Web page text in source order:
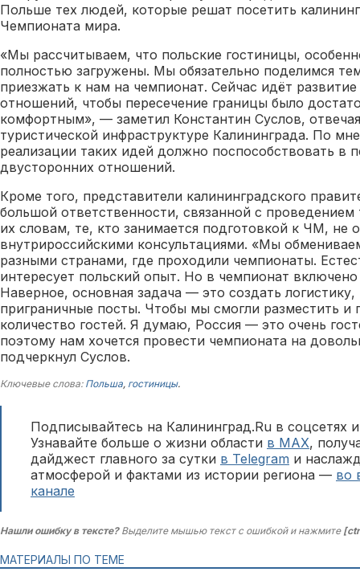
Польше тех людей, которые решат посетить
Чемпионата мира.
«Мы рассчитываем, что польские гостиницы,
полностью загружены. Мы обязательно поделимся
приезжать к нам на чемпионат. Сейчас идёт
отношений, чтобы пересечение границы было
комфортным», — заметил Константин Суслов,
туристической инфраструктуре Калининграда. По
реализации таких идей должно поспособствовать в
двусторонних отношений.
Кроме того, представители калининградского
большой ответственности, связанной с проведением
их словам, те, кто занимается подготовкой к ЧМ, не
внутрироссийскими консультациями. «Мы
разными странами, где проходили чемпионаты.
интересует польский опыт. Но в чемпионат
Наверное, основная задача — это создать
приграничные посты. Чтобы мы смогли разместить и
количество гостей. Я думаю, Россия — это очень
поэтому нам хочется провести чемпионата на
подчеркнул Суслов.
Ключевые слова: Польша, гостиницы.
Подписывайтесь на Калининград.Ru в соцсетях
Узнавайте больше о жизни области в MAX,
дайджест главного за сутки в Telegram и
атмосферой и фактами из истории региона — во
канале
Нашли ошибку в тексте?Выделите мышью текст с ошибкой и нажмите
МАТЕРИАЛЫ ПО ТЕМЕ